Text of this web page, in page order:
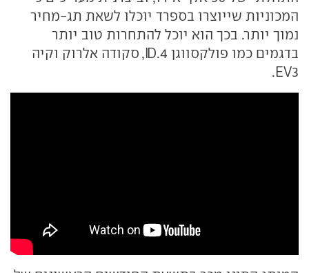
המכוניות שייוצרו בספרד יוכלו לשאת תג-מחיר
נמוך יותר. בכך הוא יוכל להתחרות טוב יותר
בדגמים כמו פולקסווגן ID.4, סקודה אלרוק וקיה
EV3.